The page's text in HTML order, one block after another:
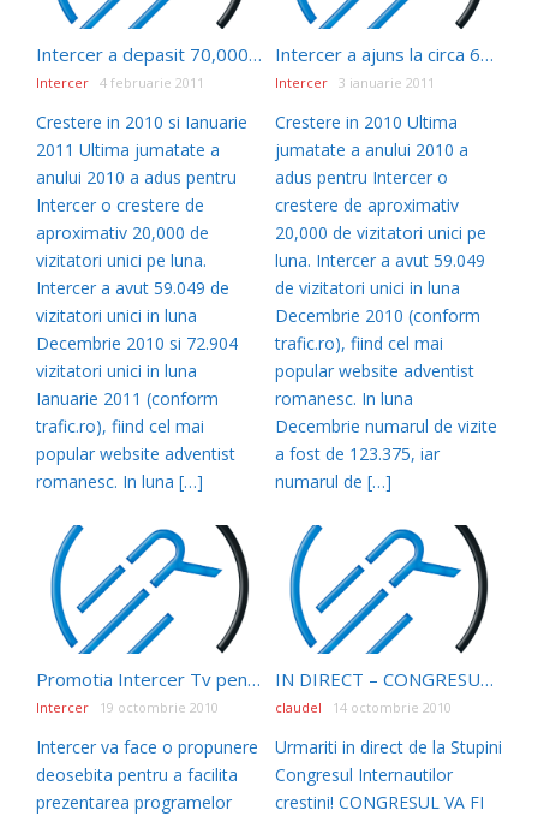
Intercer a depasit 70,000 vizitatori unici in Ianuarie 2011
Intercer 4 februarie 2011
Crestere in 2010 si Ianuarie
2011 Ultima jumatate a
anului 2010 a adus pentru
Intercer o crestere de
aproximativ 20,000 de
vizitatori unici pe luna.
Intercer a avut 59.049 de
vizitatori unici in luna
Decembrie 2010 si 72.904
vizitatori unici in luna
Ianuarie 2011 (conform
trafic.ro), fiind cel mai
popular website adventist
romanesc. In luna […]
Intercer a ajuns la circa 60,000 vizitatori unici lunar
Intercer 3 ianuarie 2011
Crestere in 2010 Ultima
jumatate a anului 2010 a
adus pentru Intercer o
crestere de aproximativ
20,000 de vizitatori unici pe
luna. Intercer a avut 59.049
de vizitatori unici in luna
Decembrie 2010 (conform
trafic.ro), fiind cel mai
popular website adventist
romanesc. In luna
Decembrie numarul de vizite
a fost de 123.375, iar
numarul de […]
Promotia Intercer Tv pentru biserici si organizatii se incheie la 31 Octombrie 2010
Intercer 19 octombrie 2010
Intercer va face o propunere
deosebita pentru a facilita
prezentarea programelor
IN DIRECT – CONGRESUL INTERNAUŢILOR CREŞTINI
claudel 14 octombrie 2010
Urmariti in direct de la Stupini
Congresul Internautilor
crestini! CONGRESUL VA FI